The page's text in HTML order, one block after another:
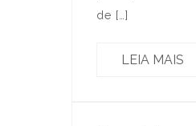
de […]
LEIA MAIS